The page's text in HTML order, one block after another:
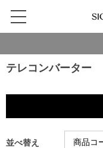
テレコンバーター
並べ替え